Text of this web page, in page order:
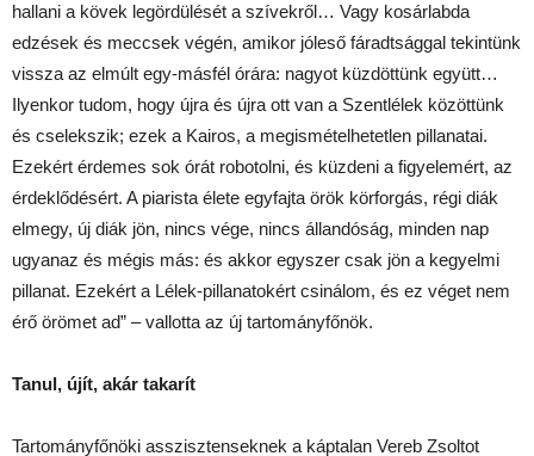
hallani a kövek legördülését a szívekről… Vagy kosárlabda
edzések és meccsek végén, amikor jóleső fáradtsággal tekintünk
vissza az elmúlt egy-másfél órára: nagyot küzdöttünk együtt…
Ilyenkor tudom, hogy újra és újra ott van a Szentlélek közöttünk
és cselekszik; ezek a Kairos, a megismételhetetlen pillanatai.
Ezekért érdemes sok órát robotolni, és küzdeni a figyelemért, az
érdeklődésért. A piarista élete egyfajta örök körforgás, régi diák
elmegy, új diák jön, nincs vége, nincs állandóság, minden nap
ugyanaz és mégis más: és akkor egyszer csak jön a kegyelmi
pillanat. Ezekért a Lélek-pillanatokért csinálom, és ez véget nem
érő örömet ad” – vallotta az új tartományfőnök.
Tanul, újít, akár takarít
Tartományfőnöki asszisztenseknek a káptalan Vereb Zsoltot